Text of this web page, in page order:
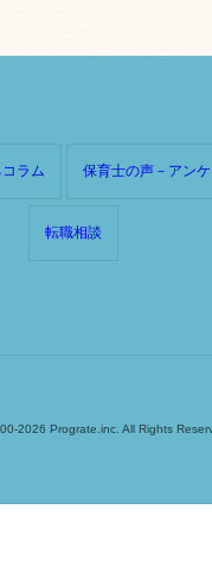
ラム 保育士の声－アン
転職相談
2026 Prograte.inc. All Rights